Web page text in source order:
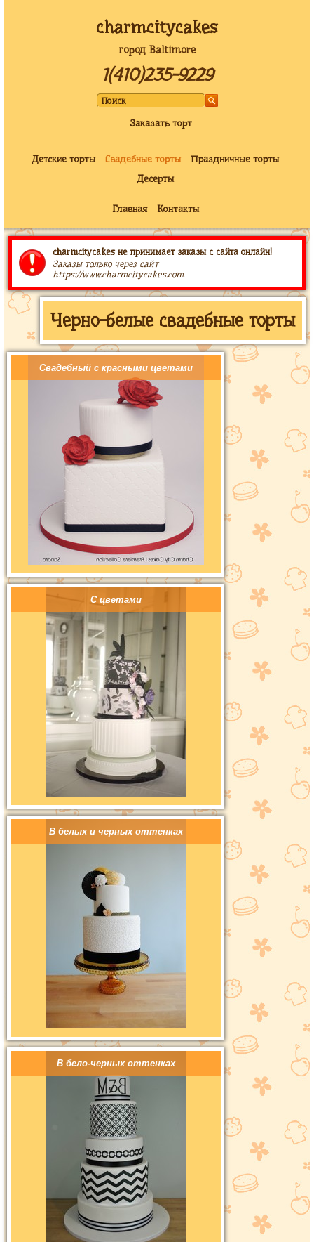
charmcitycakes
город Baltimore
1(410)235-9229
Заказать торт
Детские торты Свадебные торты
Праздничные торты
Десерты
Главная Контакты
charmcitycakes не принимает заказы с сайта онлайн!
Заказы только через сайт
https://www.charmcitycakes.com
Черно-белые свадебные торты
Свадебный с красными цветами
С цветами
В белых и черных оттенках
В бело-черных оттенках